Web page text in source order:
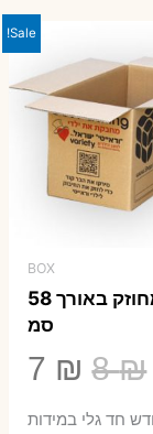
Sale!
BOX
קרטון מחוזק באורך 58
סמ
8₪
7 ₪
חד גלי במידות